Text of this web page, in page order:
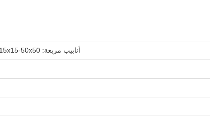
أنابيب مربعة: 15x15-50x50 مم، أنابيب مستديرة 17.2-60.3 مم، السُمك: 1.5-4.0 مم